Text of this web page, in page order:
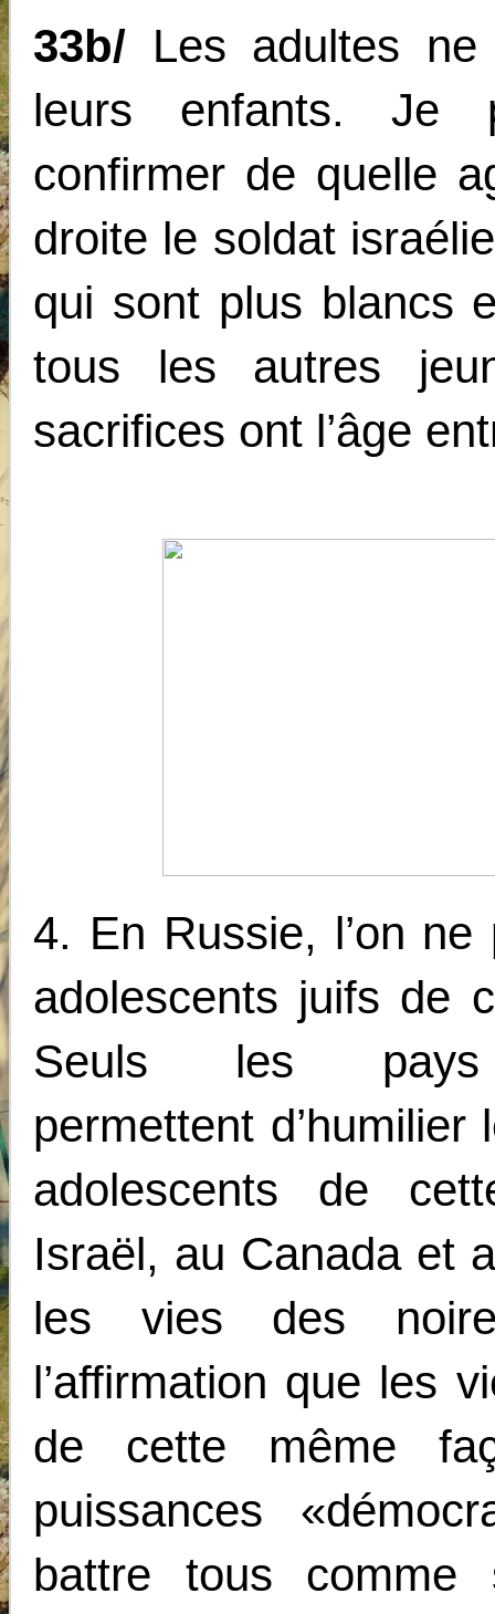
33b/ Les adultes
leurs enfants. Je
confirmer de quelle
droite le soldat
qui sont plus blancs
tous les autres
sacrifices ont l’âge
4. En Russie, l’on
adolescents juifs de
Seuls les pays
permettent
adolescents de
Israël, au Canada et
les vies des
l’affirmation que les
de cette même
puissances
battre tous